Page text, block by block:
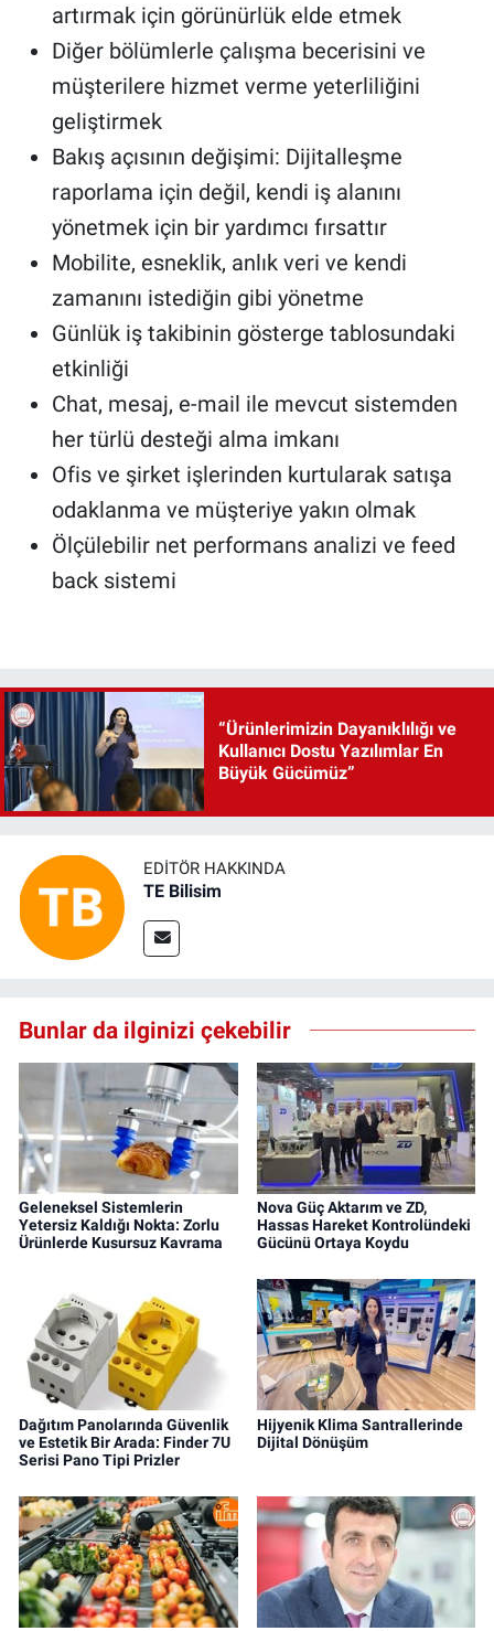
artırmak için görünürlük elde etmek
Diğer bölümlerle çalışma becerisini ve
müşterilere hizmet verme yeterliliğini
geliştirmek
Bakış açısının değişimi: Dijitalleşme
raporlama için değil, kendi iş alanını
yönetmek için bir yardımcı fırsattır
Mobilite, esneklik, anlık veri ve kendi
zamanını istediğin gibi yönetme
Günlük iş takibinin gösterge tablosundaki
etkinliği
Chat, mesaj, e-mail ile mevcut sistemden
her türlü desteği alma imkanı
Ofis ve şirket işlerinden kurtularak satışa
odaklanma ve müşteriye yakın olmak
Ölçülebilir net performans analizi ve feed
back sistemi
“Ürünlerimizin Dayanıklılığı ve
Kullanıcı Dostu Yazılımlar En
Büyük Gücümüz”
EDITÖR HAKKINDA
TE Bilisim
Bunlar da ilginizi çekebilir
Geleneksel Sistemlerin
Yetersiz Kaldığı Nokta: Zorlu
Ürünlerde Kusursuz Kavrama
Nova Güç Aktarım ve ZD,
Hassas Hareket Kontrolündeki
Gücünü Ortaya Koydu
Dağıtım Panolarında Güvenlik
ve Estetik Bir Arada: Finder 7U
Serisi Pano Tipi Prizler
Hijyenik Klima Santrallerinde
Dijital Dönüşüm